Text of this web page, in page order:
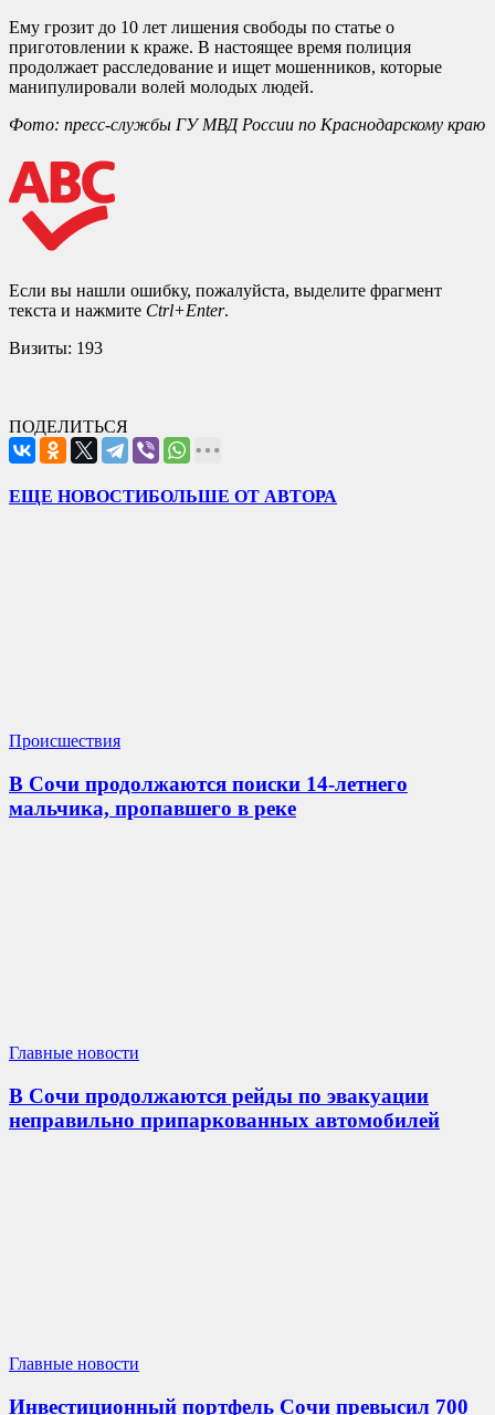
Ему грозит до 10 лет лишения свободы по статье о
приготовлении к краже. В настоящее время полиция
продолжает расследование и ищет мошенников, которые
манипулировали волей молодых людей.
Фото: пресс-службы ГУ МВД России по Краснодарскому краю
Если вы нашли ошибку, пожалуйста, выделите фрагмент
текста и нажмите Ctrl+Enter.
Визиты: 193
ПОДЕЛИТЬСЯ
ЕЩЕ НОВОСТИБОЛЬШЕ ОТ АВТОРА
Происшествия
В Сочи продолжаются поиски 14-летнего
мальчика, пропавшего в реке
Главные новости
В Сочи продолжаются рейды по эвакуации
неправильно припаркованных автомобилей
Главные новости
Инвестиционный портфель Сочи превысил 700